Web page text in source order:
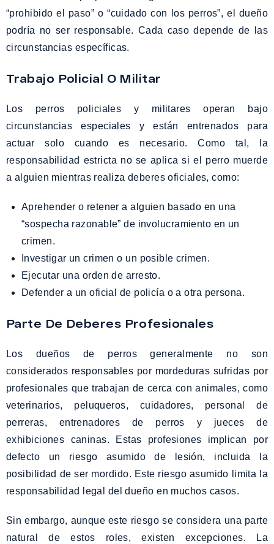
“prohibido el paso” o “cuidado con los perros”, el dueño
podría no ser responsable. Cada caso depende de las
circunstancias específicas.
Trabajo Policial O Militar
Los perros policiales y militares operan bajo
circunstancias especiales y están entrenados para
actuar solo cuando es necesario. Como tal, la
responsabilidad estricta no se aplica si el perro muerde
a alguien mientras realiza deberes oficiales, como:
Aprehender o retener a alguien basado en una
“sospecha razonable” de involucramiento en un
crimen.
Investigar un crimen o un posible crimen.
Ejecutar una orden de arresto.
Defender a un oficial de policía o a otra persona.
Parte De Deberes Profesionales
Los dueños de perros generalmente no son
considerados responsables por mordeduras sufridas por
profesionales que trabajan de cerca con animales, como
veterinarios, peluqueros, cuidadores, personal de
perreras, entrenadores de perros y jueces de
exhibiciones caninas. Estas profesiones implican por
defecto un riesgo asumido de lesión, incluida la
posibilidad de ser mordido. Este riesgo asumido limita la
responsabilidad legal del dueño en muchos casos.
Sin embargo, aunque este riesgo se considera una parte
natural de estos roles, existen excepciones. La